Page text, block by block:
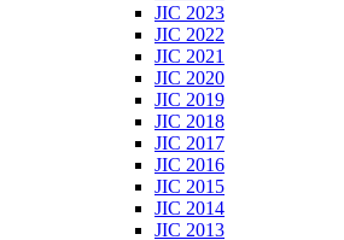
JIC 2023
JIC 2022
JIC 2021
JIC 2020
JIC 2019
JIC 2018
JIC 2017
JIC 2016
JIC 2015
JIC 2014
JIC 2013